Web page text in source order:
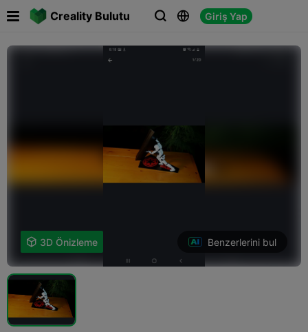
Creality Bulutu   Giriş Yap
 
 3D Önizleme Benzerlerini bul